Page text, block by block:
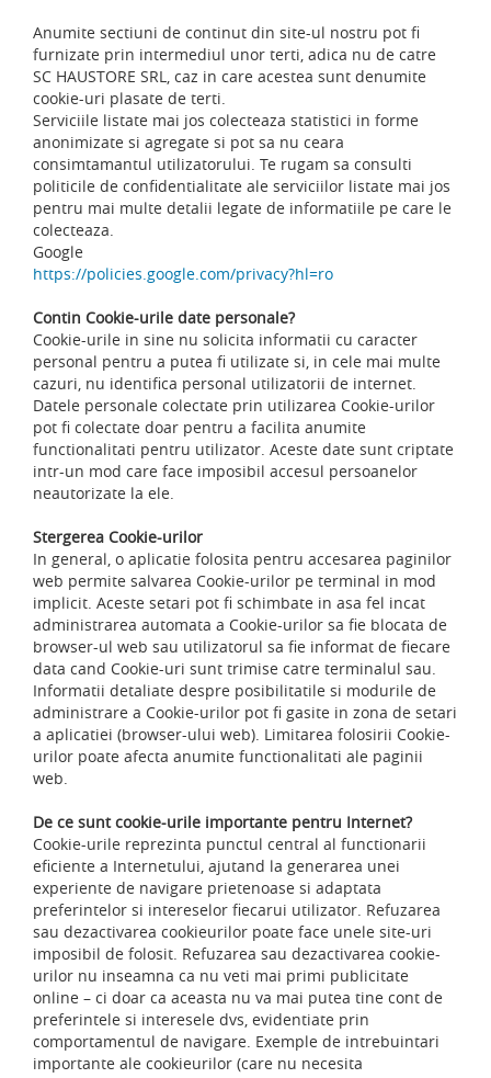
Anumite sectiuni de continut din site-ul nostru pot fi
furnizate prin intermediul unor terti, adica nu de catre
SC HAUSTORE SRL, caz in care acestea sunt denumite
cookie-uri plasate de terti.
Serviciile listate mai jos colecteaza statistici in forme
anonimizate si agregate si pot sa nu ceara
consimtamantul utilizatorului. Te rugam sa consulti
politicile de confidentialitate ale serviciilor listate mai jos
pentru mai multe detalii legate de informatiile pe care le
colecteaza.
Google
https://policies.google.com/privacy?hl=ro
Contin Cookie-urile date personale?
Cookie-urile in sine nu solicita informatii cu caracter
personal pentru a putea fi utilizate si, in cele mai multe
cazuri, nu identifica personal utilizatorii de internet.
Datele personale colectate prin utilizarea Cookie-urilor
pot fi colectate doar pentru a facilita anumite
functionalitati pentru utilizator. Aceste date sunt criptate
intr-un mod care face imposibil accesul persoanelor
neautorizate la ele.
Stergerea Cookie-urilor
In general, o aplicatie folosita pentru accesarea paginilor
web permite salvarea Cookie-urilor pe terminal in mod
implicit. Aceste setari pot fi schimbate in asa fel incat
administrarea automata a Cookie-urilor sa fie blocata de
browser-ul web sau utilizatorul sa fie informat de fiecare
data cand Cookie-uri sunt trimise catre terminalul sau.
Informatii detaliate despre posibilitatile si modurile de
administrare a Cookie-urilor pot fi gasite in zona de setari
a aplicatiei (browser-ului web). Limitarea folosirii Cookie-
urilor poate afecta anumite functionalitati ale paginii
web.
De ce sunt cookie-urile importante pentru Internet?
Cookie-urile reprezinta punctul central al functionarii
eficiente a Internetului, ajutand la generarea unei
experiente de navigare prietenoase si adaptata
preferintelor si intereselor fiecarui utilizator. Refuzarea
sau dezactivarea cookieurilor poate face unele site-uri
imposibil de folosit. Refuzarea sau dezactivarea cookie-
urilor nu inseamna ca nu veti mai primi publicitate
online – ci doar ca aceasta nu va mai putea tine cont de
preferintele si interesele dvs, evidentiate prin
comportamentul de navigare. Exemple de intrebuintari
importante ale cookieurilor (care nu necesita